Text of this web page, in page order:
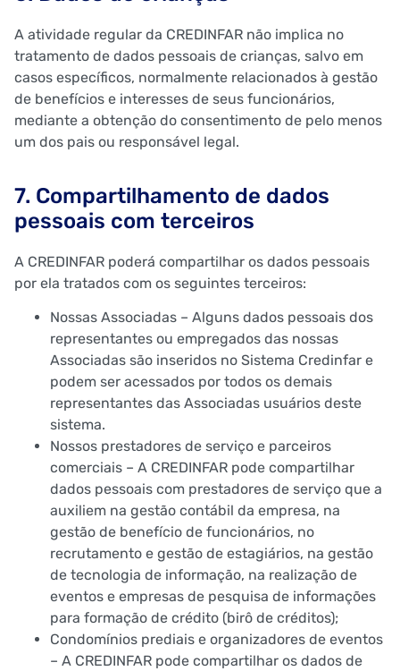
A atividade regular da CREDINFAR não implica no
tratamento de dados pessoais de crianças, salvo em
casos específicos, normalmente relacionados à gestão
de benefícios e interesses de seus funcionários,
mediante a obtenção do consentimento de pelo menos
um dos pais ou responsável legal.
7. Compartilhamento de dados
pessoais com terceiros
A CREDINFAR poderá compartilhar os dados pessoais
por ela tratados com os seguintes terceiros:
Nossas Associadas – Alguns dados pessoais dos
representantes ou empregados das nossas
Associadas são inseridos no Sistema Credinfar e
podem ser acessados por todos os demais
representantes das Associadas usuários deste
sistema.
Nossos prestadores de serviço e parceiros
comerciais – A CREDINFAR pode compartilhar
dados pessoais com prestadores de serviço que a
auxiliem na gestão contábil da empresa, na
gestão de benefício de funcionários, no
recrutamento e gestão de estagiários, na gestão
de tecnologia de informação, na realização de
eventos e empresas de pesquisa de informações
para formação de crédito (birô de créditos);
Condomínios prediais e organizadores de eventos
– A CREDINFAR pode compartilhar os dados de